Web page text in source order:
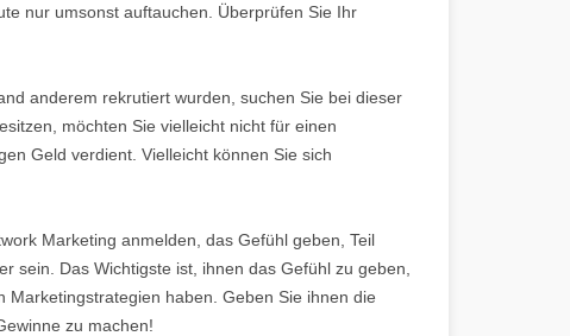
nur umsonst auftauchen. Überprüfen Sie Ihr
anderem rekrutiert wurden, suchen Sie bei dieser
möchten Sie vielleicht nicht für einen
Geld verdient. Vielleicht können Sie sich
Marketing anmelden, das Gefühl geben, Teil
sein. Das Wichtigste ist, ihnen das Gefühl zu geben,
haben. Geben Sie ihnen die
zu machen!